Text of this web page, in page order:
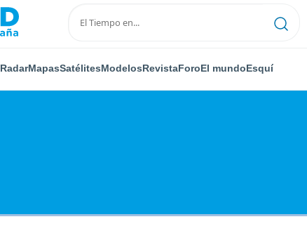
RadarMapasSatélitesModelosRevistaForoEl mundoEsquí